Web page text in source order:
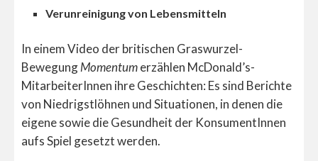
Verunreinigung von Lebensmitteln
In einem Video der britischen Graswurzel-
BewegungMomentumerzählen McDonald’s-
MitarbeiterInnen ihre Geschichten: Es sind Berichte
von Niedrigstlöhnen und Situationen, in denen die
eigene sowie die Gesundheit der KonsumentInnen
aufs Spiel gesetzt werden.